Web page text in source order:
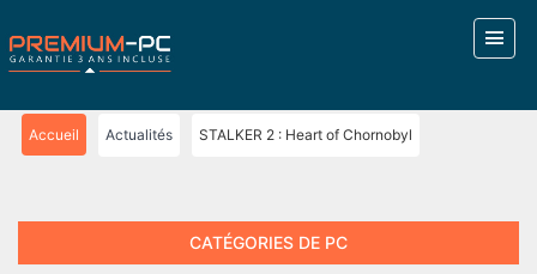
Accueil Actualités STALKER 2 : Heart of Chornobyl
CATÉGORIES DE PC